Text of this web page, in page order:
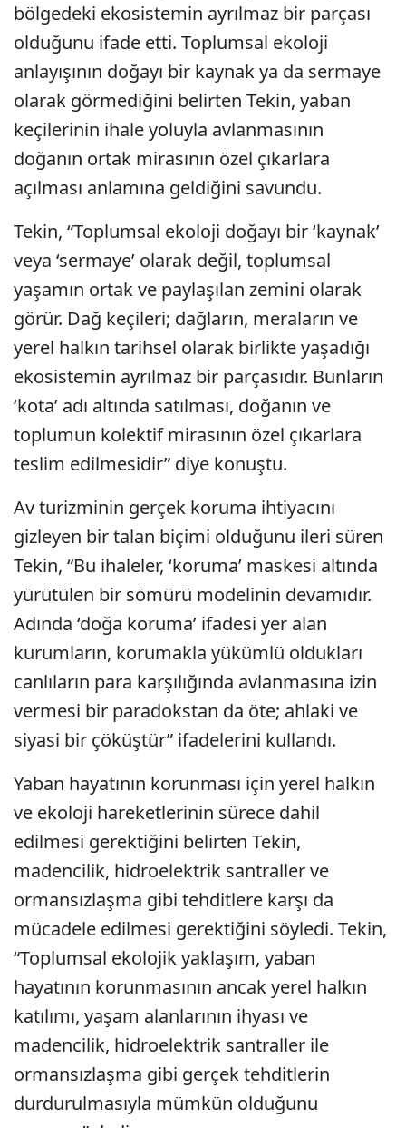
bölgedeki ekosistemin ayrılmaz bir parçası
olduğunu ifade etti. Toplumsal ekoloji
anlayışının doğayı bir kaynak ya da sermaye
olarak görmediğini belirten Tekin, yaban
keçilerinin ihale yoluyla avlanmasının
doğanın ortak mirasının özel çıkarlara
açılması anlamına geldiğini savundu.
Tekin, “Toplumsal ekoloji doğayı bir ‘kaynak’
veya ‘sermaye’ olarak değil, toplumsal
yaşamın ortak ve paylaşılan zemini olarak
görür. Dağ keçileri; dağların, meraların ve
yerel halkın tarihsel olarak birlikte yaşadığı
ekosistemin ayrılmaz bir parçasıdır. Bunların
‘kota’ adı altında satılması, doğanın ve
toplumun kolektif mirasının özel çıkarlara
teslim edilmesidir” diye konuştu.
Av turizminin gerçek koruma ihtiyacını
gizleyen bir talan biçimi olduğunu ileri süren
Tekin, “Bu ihaleler, ‘koruma’ maskesi altında
yürütülen bir sömürü modelinin devamıdır.
Adında ‘doğa koruma’ ifadesi yer alan
kurumların, korumakla yükümlü oldukları
canlıların para karşılığında avlanmasına izin
vermesi bir paradokstan da öte; ahlaki ve
siyasi bir çöküştür” ifadelerini kullandı.
Yaban hayatının korunması için yerel halkın
ve ekoloji hareketlerinin sürece dahil
edilmesi gerektiğini belirten Tekin,
madencilik, hidroelektrik santraller ve
ormansızlaşma gibi tehditlere karşı da
mücadele edilmesi gerektiğini söyledi. Tekin,
“Toplumsal ekolojik yaklaşım, yaban
hayatının korunmasının ancak yerel halkın
katılımı, yaşam alanlarının ihyası ve
madencilik, hidroelektrik santraller ile
ormansızlaşma gibi gerçek tehditlerin
durdurulmasıyla mümkün olduğunu